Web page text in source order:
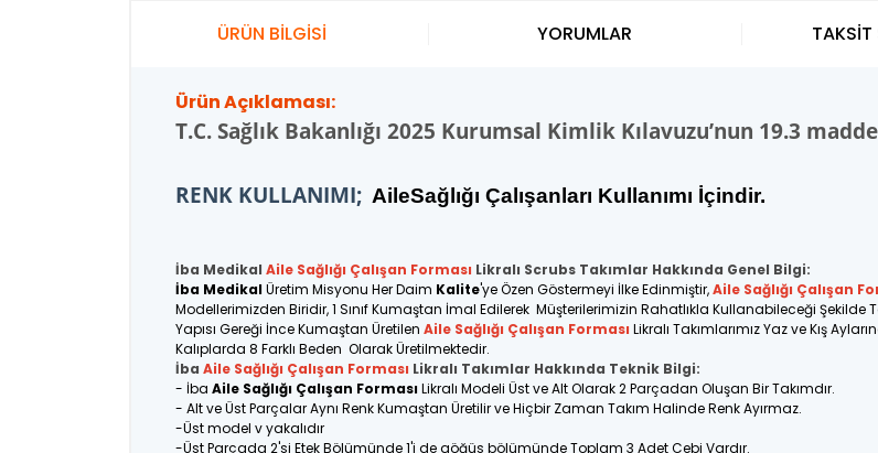
ÜRÜN BİLGİSİ
Ürün Açıklaması:
T.C. Sağlık Bakanlığı 2025 Kurumsal Kimlik Kılavuzu’nun 19.3
RENK KULLANIMI; AileSağlığı Çalışanları Kullanımı İçindir.
İba Medikal Aile Sağlığı Çalışan Forması Likralı Scrubs Takımlar Hakkında Genel Bilgi:
İba MedikalÜretim Misyonu Her Daim Kalite'ye Özen Göstermeyi İlke Edinmiştir,Aile Sağlığı Çalışan
Modellerimizden Biridir, 1 Sınıf Kumaştan İmal Edilerek Müşterilerimizin Rahatlıkla Kullanabileceği Şekilde
Yapısı Gereği İnce Kumaştan Üretilen Aile Sağlığı Çalışan Forması Likralı Takımlarımız Yaz ve Kış
Kalıplarda 8 Farklı Beden Olarak Üretilmektedir.
İba Aile Sağlığı Çalışan Forması Likralı Takımlar Hakkında Teknik Bilgi:
- İba Aile Sağlığı Çalışan FormasıLikralı Modeli Üst ve Alt Olarak 2 Parçadan Oluşan Bir Takımdır.
- Alt ve Üst Parçalar Aynı Renk Kumaştan Üretilir ve Hiçbir Zaman Takım Halinde Renk Ayırmaz.
-Üst model v yakalıdır
-Üst Parçada 2'si Etek Bölümünde 1'i de göğüs bölümünde Toplam 3 Adet Cebi Vardır.
YORUMLAR TAKSİT